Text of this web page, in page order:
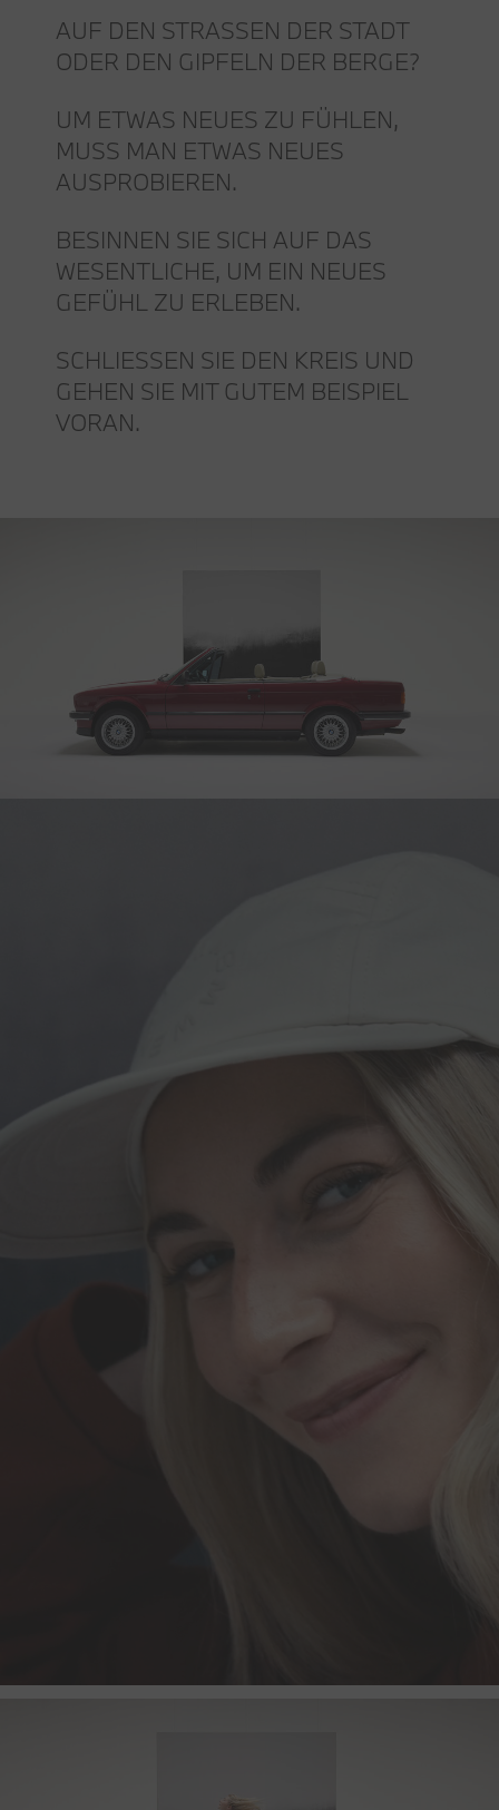
AUF DEN STRASSEN DER STADT
ODER DEN GIPFELN DER BERGE?
UM ETWAS NEUES ZU FÜHLEN,
MUSS MAN ETWAS NEUES
AUSPROBIEREN.
BESINNEN SIE SICH AUF DAS
WESENTLICHE, UM EIN NEUES
GEFÜHL ZU ERLEBEN.
SCHLIESSEN SIE DEN KREIS UND
GEHEN SIE MIT GUTEM BEISPIEL
VORAN.